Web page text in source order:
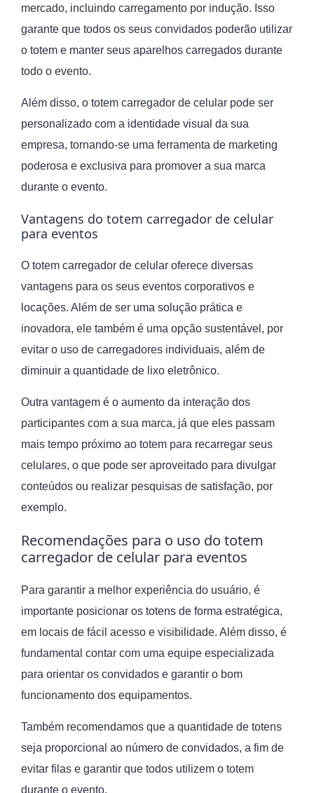
mercado, incluindo carregamento por indução. Isso
garante que todos os seus convidados poderão utilizar
o totem e manter seus aparelhos carregados durante
todo o evento.
Além disso, o totem carregador de celular pode ser
personalizado com a identidade visual da sua
empresa, tornando-se uma ferramenta de marketing
poderosa e exclusiva para promover a sua marca
durante o evento.
Vantagens do totem carregador de celular
para eventos
O totem carregador de celular oferece diversas
vantagens para os seus eventos corporativos e
locações. Além de ser uma solução prática e
inovadora, ele também é uma opção sustentável, por
evitar o uso de carregadores individuais, além de
diminuir a quantidade de lixo eletrônico.
Outra vantagem é o aumento da interação dos
participantes com a sua marca, já que eles passam
mais tempo próximo ao totem para recarregar seus
celulares, o que pode ser aproveitado para divulgar
conteúdos ou realizar pesquisas de satisfação, por
exemplo.
Recomendações para o uso do totem
carregador de celular para eventos
Para garantir a melhor experiência do usuário, é
importante posicionar os totens de forma estratégica,
em locais de fácil acesso e visibilidade. Além disso, é
fundamental contar com uma equipe especializada
para orientar os convidados e garantir o bom
funcionamento dos equipamentos.
Também recomendamos que a quantidade de totens
seja proporcional ao número de convidados, a fim de
evitar filas e garantir que todos utilizem o totem
durante o evento.